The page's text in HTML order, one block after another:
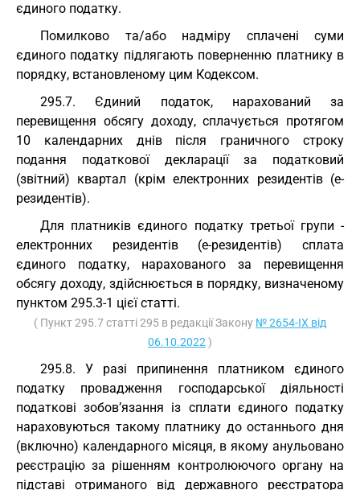
єдиного податку.
Помилково та/або надміру сплачені суми
єдиного податку підлягають поверненню платнику в
порядку, встановленому цим Кодексом.
295.7. Єдиний податок, нарахований за
перевищення обсягу доходу, сплачується протягом
10 календарних днів після граничного строку
подання податкової декларації за податковий
(звітний) квартал (крім електронних резидентів (е-
резидентів).
Для платників єдиного податку третьої групи -
електронних резидентів (е-резидентів) сплата
єдиного податку, нарахованого за перевищення
обсягу доходу, здійснюється в порядку, визначеному
пунктом 295.3-1 цієї статті.
( Пункт 295.7 статті 295 в редакції Закону № 2654-IX від
06.10.2022 )
295.8. У разі припинення платником єдиного
податку провадження господарської діяльності
податкові зобов’язання із сплати єдиного податку
нараховуються такому платнику до останнього дня
(включно) календарного місяця, в якому анульовано
реєстрацію за рішенням контролюючого органу на
підставі отриманого від державного реєстратора